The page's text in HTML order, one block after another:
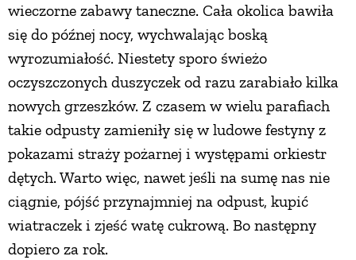
wieczorne zabawy taneczne. Cała okolica bawiła
się do późnej nocy, wychwalając boską
wyrozumiałość. Niestety sporo świeżo
oczyszczonych duszyczek od razu zarabiało kilka
nowych grzeszków. Z czasem w wielu parafiach
takie odpusty zamieniły się w ludowe festyny z
pokazami straży pożarnej i występami orkiestr
dętych. Warto więc, nawet jeśli na sumę nas nie
ciągnie, pójść przynajmniej na odpust, kupić
wiatraczek i zjeść watę cukrową. Bo następny
dopiero za rok.